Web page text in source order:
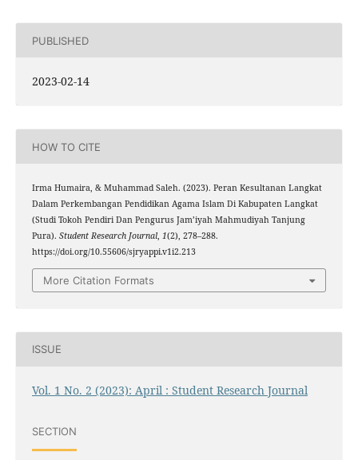
PUBLISHED
2023-02-14
HOW TO CITE
Irma Humaira, & Muhammad Saleh. (2023). Peran Kesultanan Langkat
Dalam Perkembangan Pendidikan Agama Islam Di Kabupaten Langkat
(Studi Tokoh Pendiri Dan Pengurus Jam’iyah Mahmudiyah Tanjung
Pura). Student Research Journal, 1(2), 278–288.
https://doi.org/10.55606/sjryappi.v1i2.213
More Citation Formats
ISSUE
Vol. 1 No. 2 (2023): April : Student Research Journal
SECTION